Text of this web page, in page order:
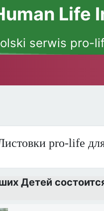
Life
serwis pro-
pro-life
Детей